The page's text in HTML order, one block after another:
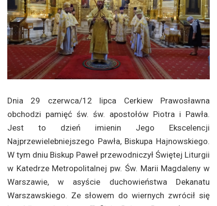
Dnia 29 czerwca/12 lipca Cerkiew Prawosławna
obchodzi pamięć św. św. apostołów Piotra i Pawła.
Jest to dzień imienin Jego Ekscelencji
Najprzewielebniejszego Pawła, Biskupa Hajnowskiego.
W tym dniu Biskup Paweł przewodniczył Świętej Liturgii
w Katedrze Metropolitalnej pw. Św. Marii Magdaleny w
Warszawie, w asyście duchowieństwa Dekanatu
Warszawskiego. Ze słowem do wiernych zwrócił się